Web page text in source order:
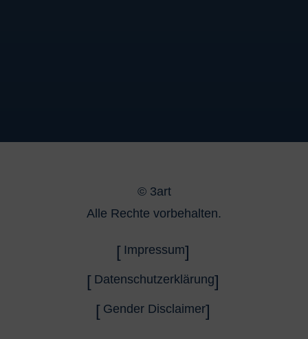
© 3art
Alle Rechte vorbehalten.
Impressum
Datenschutzerklärung
Gender Disclaimer